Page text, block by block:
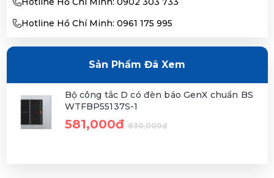
Hotline Hồ Chí Minh: 0961 175 995
Sản Phẩm Đã Xem
Bộ công tắc D có đèn báo GenX chuẩn BS
WTFBP55137S-1
581,000đ 830,000đ